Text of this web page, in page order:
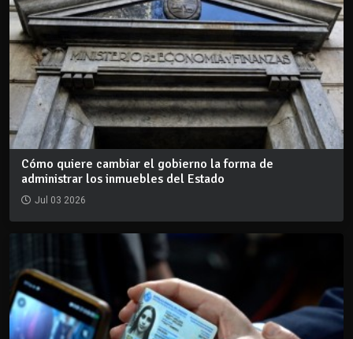
Cómo quiere cambiar el gobierno la forma de
administrar los inmuebles del Estado
Jul 03 2026